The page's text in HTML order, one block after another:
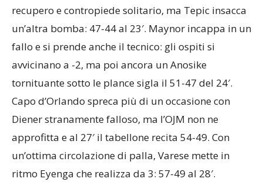
recupero e contropiede solitario, ma Tepic insacca
un’altra bomba: 47-44 al 23′. Maynor incappa in un
fallo e si prende anche il tecnico: gli ospiti si
avvicinano a -2, ma poi ancora un Anosike
tornituante sotto le plance sigla il 51-47 del 24′.
Capo d’Orlando spreca più di un occasione con
Diener stranamente falloso, ma l’OJM non ne
approfitta e al 27′ il tabellone recita 54-49. Con
un’ottima circolazione di palla, Varese mette in
ritmo Eyenga che realizza da 3: 57-49 al 28′.